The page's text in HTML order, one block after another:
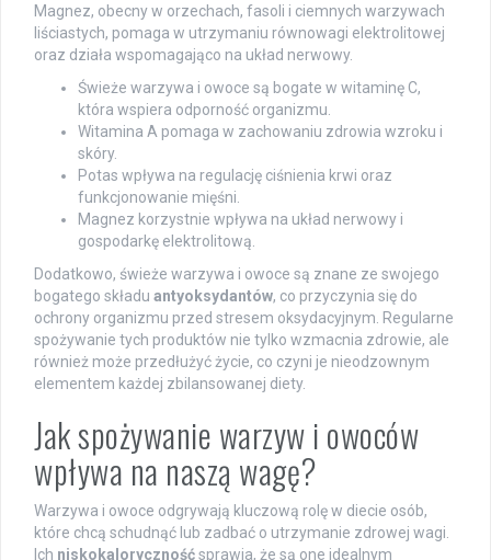
Magnez, obecny w orzechach, fasoli i ciemnych warzywach
liściastych, pomaga w utrzymaniu równowagi elektrolitowej
oraz działa wspomagająco na układ nerwowy.
Świeże warzywa i owoce są bogate w witaminę C,
która wspiera odporność organizmu.
Witamina A pomaga w zachowaniu zdrowia wzroku i
skóry.
Potas wpływa na regulację ciśnienia krwi oraz
funkcjonowanie mięśni.
Magnez korzystnie wpływa na układ nerwowy i
gospodarkę elektrolitową.
Dodatkowo, świeże warzywa i owoce są znane ze swojego
bogatego składu antyoksydantów, co przyczynia się do
ochrony organizmu przed stresem oksydacyjnym. Regularne
spożywanie tych produktów nie tylko wzmacnia zdrowie, ale
również może przedłużyć życie, co czyni je nieodzownym
elementem każdej zbilansowanej diety.
Jak spożywanie warzyw i owoców
wpływa na naszą wagę?
Warzywa i owoce odgrywają kluczową rolę w diecie osób,
które chcą schudnąć lub zadbać o utrzymanie zdrowej wagi.
Ich niskokalorycznośćsprawia, że są one idealnym